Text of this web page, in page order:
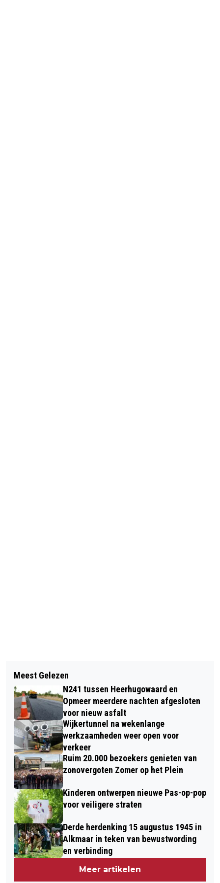
PAKHUIS VAN SINTERKLAAS BIJ
MUSEUM BROEKERVEILING
PLATENBEURS VINYLLY VOOR VIERDE
KEER IN PODIUM VICTORIE
Meest Gelezen
N241 tussen Heerhugowaard en
Opmeer meerdere nachten afgesloten
voor nieuw asfalt
Wijkertunnel na wekenlange
werkzaamheden weer open voor
verkeer
Ruim 20.000 bezoekers genieten van
zonovergoten Zomer op het Plein
Kinderen ontwerpen nieuwe Pas-op-pop
voor veiligere straten
Derde herdenking 15 augustus 1945 in
Alkmaar in teken van bewustwording
en verbinding
Meer artikelen